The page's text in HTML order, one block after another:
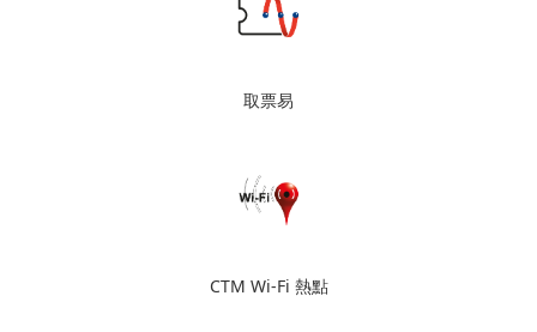
取票易
CTM Wi-Fi 熱點